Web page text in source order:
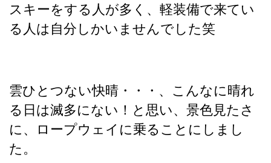
スキーをする人が多く、軽装備で来てい
る人は自分しかいませんでした笑
雲ひとつない快晴・・・、こんなに晴れ
る日は滅多にない！と思い、景色見たさ
に、ロープウェイに乗ることにしまし
た。